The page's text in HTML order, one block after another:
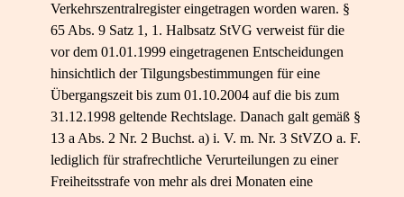
Verkehrszentralregister eingetragen worden waren. §
65 Abs. 9 Satz 1, 1. Halbsatz StVG verweist für die
vor dem 01.01.1999 eingetragenen Entscheidungen
hinsichtlich der Tilgungsbestimmungen für eine
Übergangszeit bis zum 01.10.2004 auf die bis zum
31.12.1998 geltende Rechtslage. Danach galt gemäß §
13 a Abs. 2 Nr. 2 Buchst. a) i. V. m. Nr. 3 StVZO a. F.
lediglich für strafrechtliche Verurteilungen zu einer
Freiheitsstrafe von mehr als drei Monaten eine